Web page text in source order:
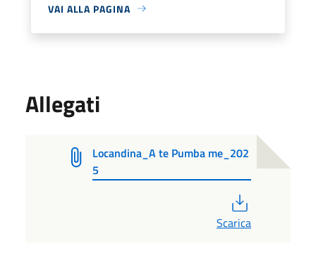
VAI ALLA PAGINA
Allegati
Locandina_A te Pumba me_202
5
Scarica